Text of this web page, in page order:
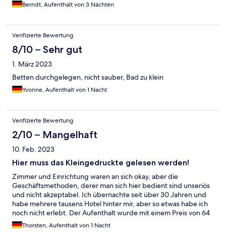
Berndt, Aufenthalt von 3 Nächten
Verifizierte Bewertung
8/10 – Sehr gut
1. März 2023
Betten durchgelegen, nicht sauber, Bad zu klein
Yvonne, Aufenthalt von 1 Nacht
Verifizierte Bewertung
2/10 – Mangelhaft
10. Feb. 2023
Hier muss das Kleingedruckte gelesen werden!
Zimmer und Einrichtung waren an sich okay, aber die
Geschäftsmethoden, derer man sich hier bedient sind unseriös
und nicht akzeptabel. Ich übernachte seit über 30 Jahren und
habe mehrere tausens Hotel hinter mir, aber so etwas habe ich
noch nicht erlebt. Der Aufenthalt wurde mit einem Preis von 64
€ gebucht - daran bemessen, dass ich der einzige Gast war,
schon ein stolzer Preis. Beim Auschecken am Morgen betrug
Thorsten, Aufenthalt von 1 Nacht